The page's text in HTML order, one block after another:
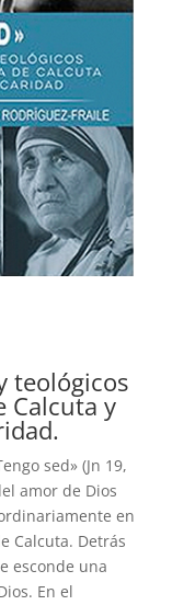
teológicos
Calcuta y
sed» (Jn 19,
amor de Dios
en
Calcuta. Detrás
esconde una
En el